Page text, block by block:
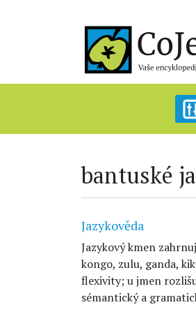
bantuské
Jazykověda
Jazykový kmen
kongo, zulu, ganda,
flexivity; u jmen
sémantický a